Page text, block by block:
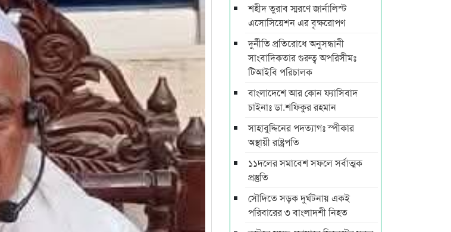
শহীদ তুরাব স্মরণে জার্নালিস্ট
এসোসিয়েশন এর বৃক্ষরোপণ
দুর্নীতি প্রতিরোধে অনুসন্ধানী
সাংবাদিকতার গুরুত্ব অপরিসীমঃ
টিআইবি পরিচালক
বাংলাদেশে আর কোন ফ্যাসিবাদ
চাইনাঃ ডা.শফিকুর রহমান
সাহাবুদ্দিনের পদত্যাগঃ স্পীকার
অস্থায়ী রাষ্ট্রপতি
১১দলের সমাবেশ সফলে সর্বাত্মক
প্রস্তুতি
সৌদিতে সড়ক দুর্ঘটনায় একই
পরিবারের ৩ বাংলাদশী নিহত